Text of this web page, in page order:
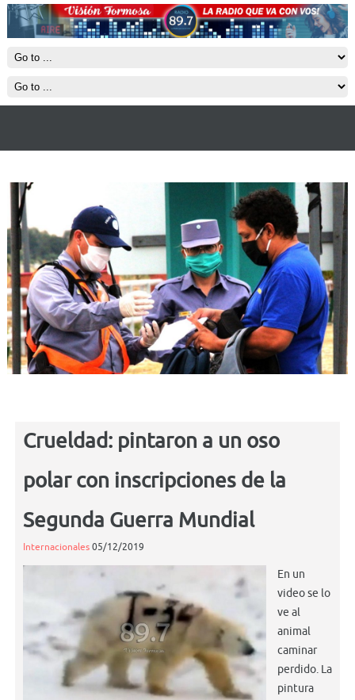
Crueldad: pintaron a un oso
polar con inscripciones de la
Segunda Guerra Mundial
Internacionales05/12/2019
En un
video se lo
ve al
animal
caminar
perdido. La
pintura